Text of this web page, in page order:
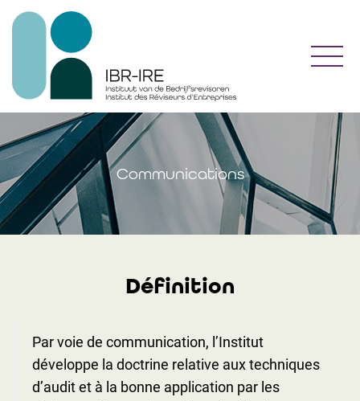
Communications
Définition
Par voie de communication, l’Institut
développe la doctrine relative aux techniques
d’audit et à la bonne application par les